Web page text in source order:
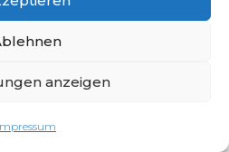
anzeigen